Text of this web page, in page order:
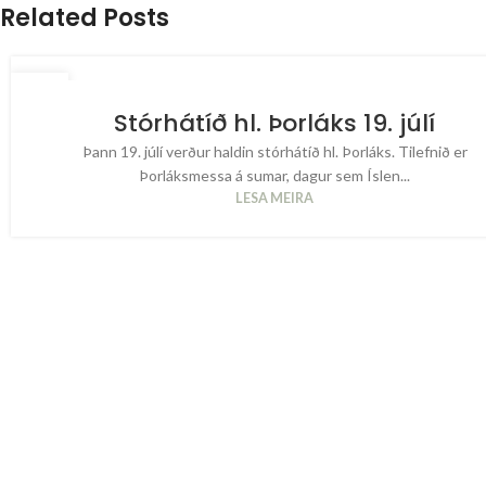
Related Posts
Stórhátíð hl. Þorláks 19. júlí
Þann 19. júlí verður haldin stórhátíð hl. Þorláks. Tilefnið er
Þorláksmessa á sumar, dagur sem Íslen...
LESA MEIRA